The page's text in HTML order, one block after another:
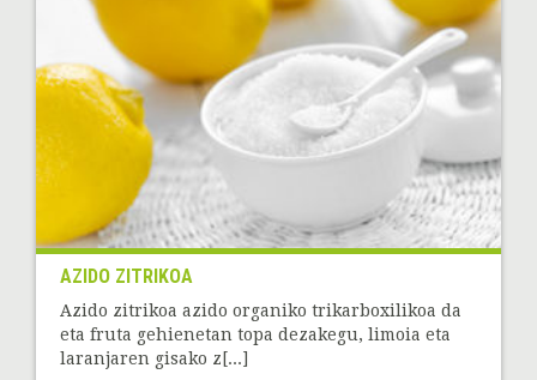
AZIDO ZITRIKOA
Azido zitrikoa azido organiko trikarboxilikoa da
eta fruta gehienetan topa dezakegu, limoia eta
laranjaren gisako z[...]